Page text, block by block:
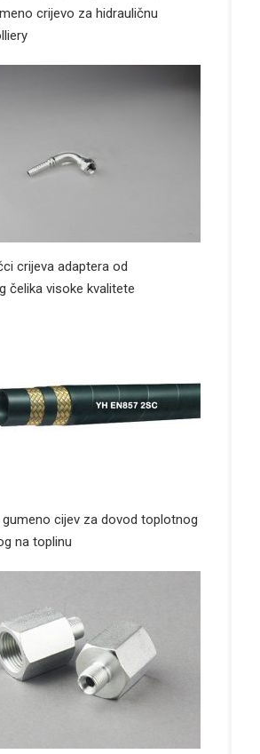
crijevo za hidrauličnu
crijeva adaptera od
čelika visoke kvalitete
cijev za dovod toplotnog
na toplinu